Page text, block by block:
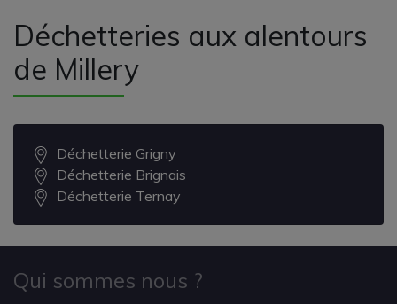
Déchetteries aux alentours
de Millery
Déchetterie Grigny
Déchetterie Brignais
Déchetterie Ternay
Qui sommes nous ?